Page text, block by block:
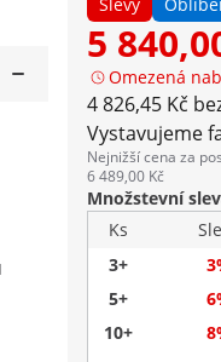
5
Omezená
4 826,45 Kč
Vystavujeme
Nejnižší cena za
6 489,00 Kč
Množstevní
Ks
3+
5+
10+